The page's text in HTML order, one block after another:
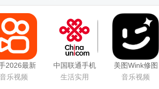
2026最新
版官方正版
音乐视频
中国联通手机
版
生活实用
美图Wink修图
软件官方版
音乐视频